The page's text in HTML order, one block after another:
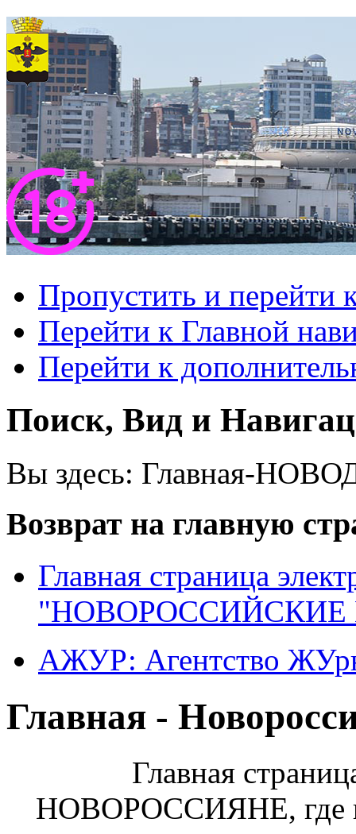
Пропустить и перейти
Перейти к Главной
Перейти к
Поиск, Вид и
Вы здесь: Главная-
Возврат на главную
Главная страница
"НОВОРОССИЙСКИЕ
АЖУР: Агентство
Главная -
Главная
НОВОРОССИЯНЕ, где